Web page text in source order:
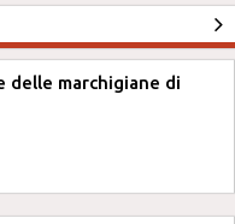
delle marchigiane di